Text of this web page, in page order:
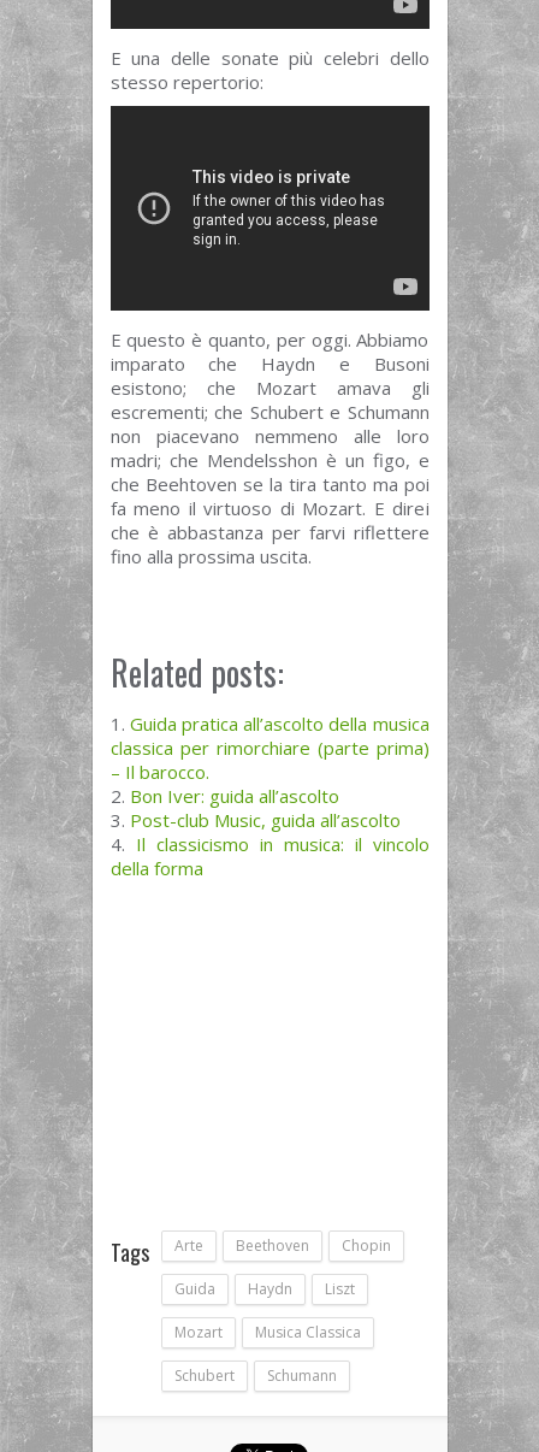
E una delle sonate più celebri dello
stesso repertorio:
E questo è quanto, per oggi. Abbiamo
imparato che Haydn e Busoni
esistono; che Mozart amava gli
escrementi; che Schubert e Schumann
non piacevano nemmeno alle loro
madri; che Mendelsshon è un figo, e
che Beehtoven se la tira tanto ma poi
fa meno il virtuoso di Mozart. E direi
che è abbastanza per farvi riflettere
fino alla prossima uscita.
Related posts:
Guida pratica all’ascolto della musica
classica per rimorchiare (parte prima)
– Il barocco.
Bon Iver: guida all’ascolto
Post-club Music, guida all’ascolto
Il classicismo in musica: il vincolo
della forma
Tags Arte Beethoven Chopin
Guida Haydn Liszt
Mozart Musica Classica
Schubert Schumann